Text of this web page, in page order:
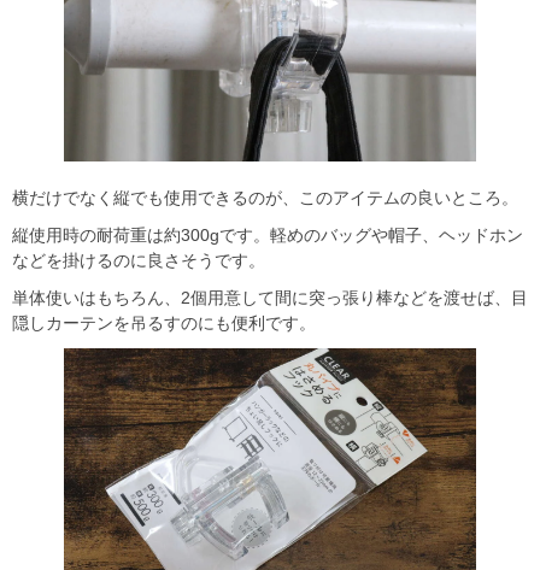
横だけでなく縦でも使用できるのが、このアイテムの良いところ。
縦使用時の耐荷重は約300gです。軽めのバッグや帽子、ヘッドホン
などを掛けるのに良さそうです。
単体使いはもちろん、2個用意して間に突っ張り棒などを渡せば、目
隠しカーテンを吊るすのにも便利です。